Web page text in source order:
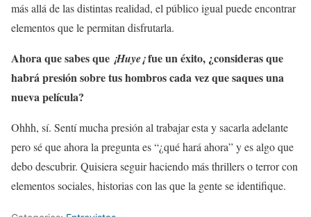
más allá de las distintas realidad, el público igual puede encontrar
elementos que le permitan disfrutarla.
Ahora que sabes que ¡Huye¡fue un éxito, ¿consideras que
habrá presión sobre tus hombros cada vez que saques una
nueva película?
Ohhh, sí. Sentí mucha presión al trabajar esta y sacarla adelante
pero sé que ahora la pregunta es “¿qué hará ahora” y es algo que
debo descubrir. Quisiera seguir haciendo más thrillers o terror con
elementos sociales, historias con las que la gente se identifique.